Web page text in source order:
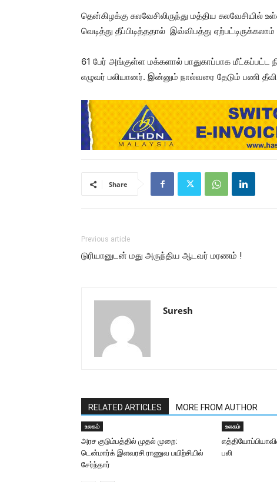
தென்கிழக்கு சுலவேசிலிருந்து மத்திய
வெடித்து தீப்பிடித்ததால் இவ்விபத்து
61 பேர் அங்குள்ள மக்களால் பாதுகாப்பாக
எழுவர் பலியானர். இன்னும் நால்வரை தேடும் பணி
Share
Previous article
டுரியானுடன் மது அருந்திய ஆடவர் மரணம் !
Suresh
RELATED ARTICLES MORE FROM AUTHOR
உலகம்
அரச குடும்பத்தில் முதல் முறை:
டென்மார்க் இளவரசி ராணுவ பயிற்சியில்
சேர்ந்தார்
உலகம்
பலி